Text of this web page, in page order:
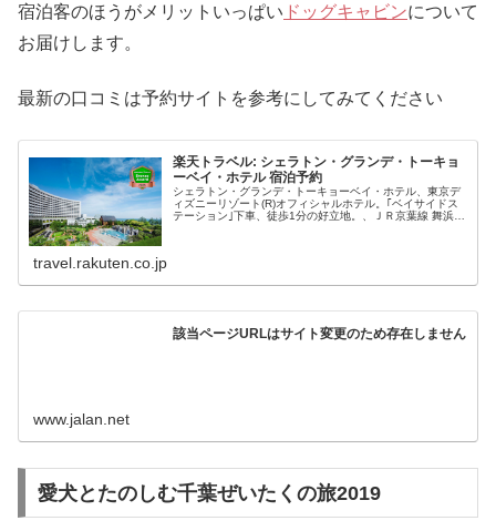
宿泊客のほうがメリットいっぱい ドッグキャビンについて
お届けします。
最新の口コミは予約サイトを参考にしてみてください
楽天トラベル: シェラトン・グランデ・トーキョ
ーベイ・ホテル 宿泊予約
シェラトン・グランデ・トーキョーベイ・ホテル、東京デ
ィズニーリゾート(R)オフィシャルホテル。｢ベイサイドス
テーション｣下車、徒歩1分の好立地。、ＪＲ京葉線 舞浜駅
travel.rakuten.co.jp
該当ページURLはサイト変更のため存在しません
www.jalan.net
愛犬とたのしむ千葉ぜいたくの旅2019